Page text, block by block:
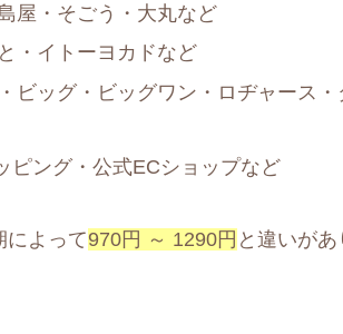
屋・そごう・大丸など
・イトーヨカドなど
ビッグ・ビッグワン・ロヂャース・
ピング・公式ECショップなど
によって970円 ～ 1290円 と違いがあ